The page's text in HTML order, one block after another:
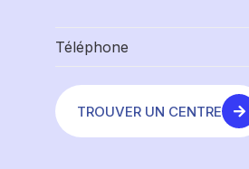
Téléphone
TROUVER UN CENTRE